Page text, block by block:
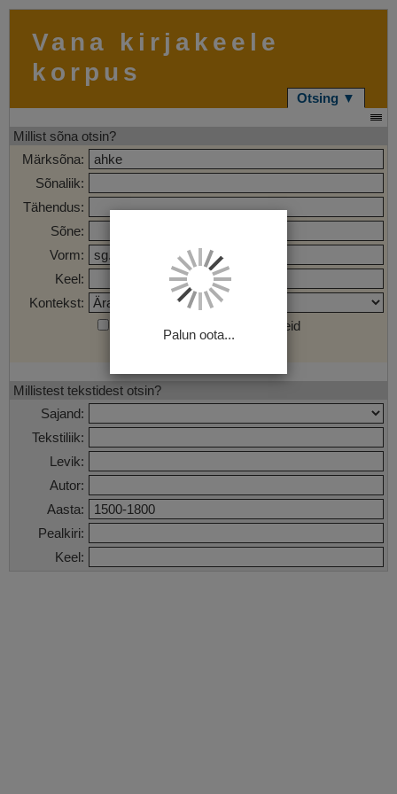
Vana kirjakeele
korpus
Otsing ▼
Millist sõna otsin?
Märksõna:
Sõnaliik:
Tähendus:
Sõne:
Vorm:
Keel:
Kontekst:
Otsi märgendatud sõnaühendeid
Millistest tekstidest otsin?
Sajand:
Tekstiliik:
Levik:
Autor:
Aasta:
Pealkiri:
Keel:
Palun oota...